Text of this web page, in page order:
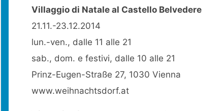
Villaggio di Natale al Castello Belvedere
21.11.-23.12.2014
lun.-ven., dalle 11 alle 21
sab., dom. e festivi, dalle 10 alle 21
Prinz-Eugen-Straße 27, 1030 Vienna
www.weihnachtsdorf.at